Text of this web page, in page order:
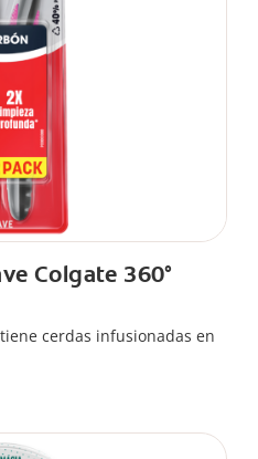
Colgate 360°
cerdas infusionadas en